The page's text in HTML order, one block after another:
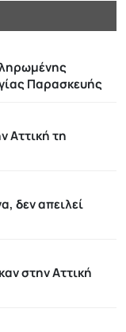
Παρασκευής
Αττική τη
δεν απειλεί
στην Αττική